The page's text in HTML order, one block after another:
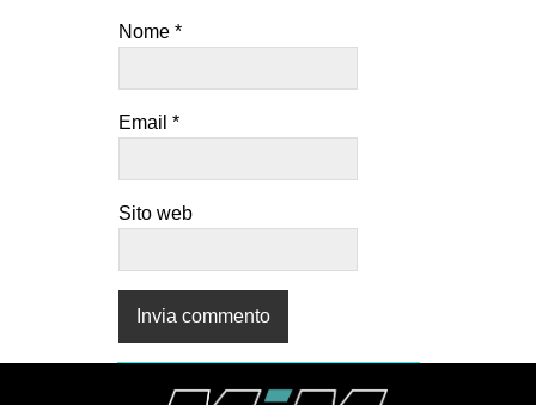
Nome *
Email *
Sito web